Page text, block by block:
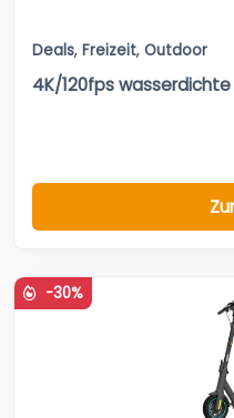
Deals, Freizeit, Outdoor
4K/120fps
-30%